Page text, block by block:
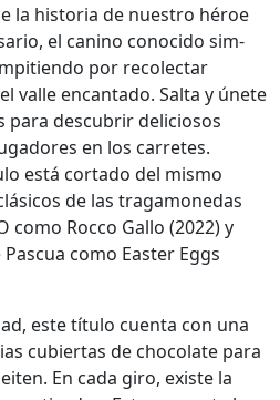
la his­to­ria de nue­stro héroe
el cani­no cono­ci­do sim­
por recolec­tar
valle encan­ta­do. Salta y únete
para des­cubrir deli­ciosos
en los car­retes.
está cor­ta­do del mis­mo
de las trag­a­monedas
como Roc­co Gal­lo (2022) y
como East­er Eggs
este títu­lo cuen­ta con una
cubier­tas de choco­late para
En cada giro, existe la